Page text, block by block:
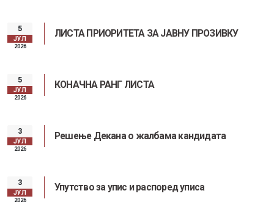
5
ЈУЛ
2026
ЛИСТА ПРИОРИТЕТА ЗА ЈАВНУ ПРОЗИВКУ
5
ЈУЛ
2026
КОНАЧНА РАНГ ЛИСТА
3
ЈУЛ
2026
Решење Декана о жалбама кандидата
3
ЈУЛ
2026
Упутство за упис и распоред уписа